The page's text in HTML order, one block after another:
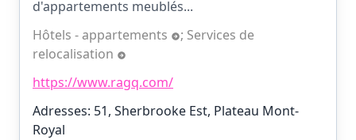
d'appartements meublés...
Hôtels - appartements
; Services de
relocalisation
https://www.ragq.com/
Adresses: 51, Sherbrooke Est, Plateau Mont-
Royal